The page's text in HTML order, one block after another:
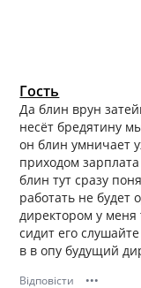
Гость
Да блин врун
несёт бредятину
он блин умничает
приходом
блин тут сразу
работать не будет
директором у меня
сидит его
в в опу будущий
Відповісти •••